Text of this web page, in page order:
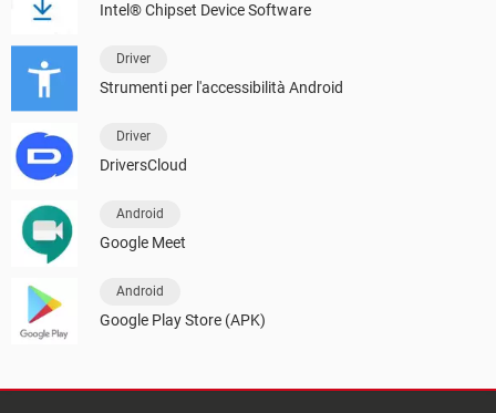
Intel® Chipset Device Software
Driver
Strumenti per l'accessibilità Android
Driver
DriversCloud
Android
Google Meet
Android
Google Play Store (APK)